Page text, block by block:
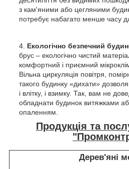
з кам'яними або цегляними
потребує набагато менше часу
Екологічно безпечний
брус – екологічно чистий
комфортний і приємний
Вільна циркуляція повітря,
такого будинку «дихати»
і влітку, і взимку. Так, вам не
обладнати будинок витяжками
опаленням.
Продукція та
Дерев'яні